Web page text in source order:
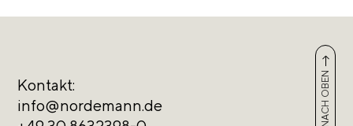
Kontakt:
info@nordemann.de
NACH OBEN